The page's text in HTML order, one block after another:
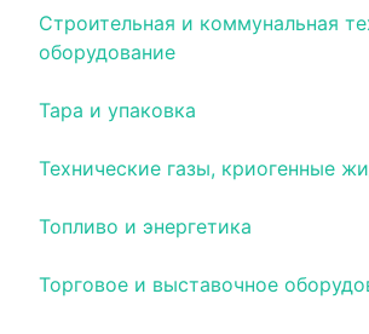
Строительная и коммунальная
оборудование
Тара и упаковка
Технические газы, криогенные
Топливо и энергетика
Торговое и выставочное